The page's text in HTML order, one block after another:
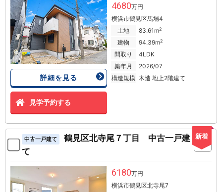
詳細を見る
見学予約する
4680万円
横浜市鶴見区馬場4
土地
83.61m2
建物 94.39m2
間取り
4LDK
築年月
2026/07
構造規模 木造 地上2階建て
新着
中古一戸建て
鶴見区北寺尾７丁目 中古一戸建
て
6180万円
横浜市鶴見区北寺尾7